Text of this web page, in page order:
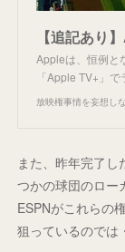
【追記あり
Appleは、恒例と
「Apple TV+」
放映権事情を妄想し
また、昨年完了し
つかの球団のロー
ESPNがこれらの
狙っているのでは